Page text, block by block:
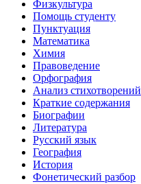
Физкультура
Помощь студенту
Пунктуация
Математика
Химия
Правоведение
Орфография
Анализ стихотворений
Краткие содержания
Биографии
Литература
Русский язык
География
История
Фонетический разбор